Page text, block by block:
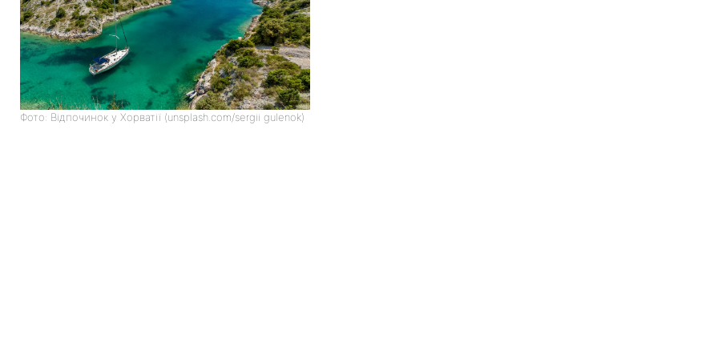
Фото: Відпочинок у Хорватії (unsplash.com/sergii gulenok)